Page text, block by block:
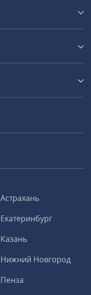
Астрахань
Екатеринбург
Казань
Нижний Новгород
Пенза